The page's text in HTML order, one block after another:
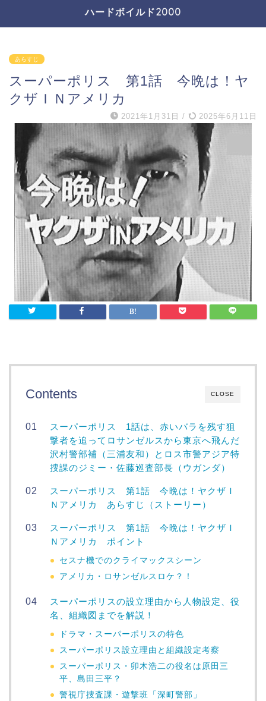
ハードボイルド2000
あらすじ
スーパーポリス 第1話 今晩は！ヤ
クザＩＮアメリカ
2021年1月31日 / 2025年6月11日
CLOSE
Contents
スーパーポリス 1話は、赤いバラを残す狙
撃者を追ってロサンゼルスから東京へ飛んだ
沢村警部補（三浦友和）とロス市警アジア特
捜課のジミー・佐藤巡査部長（ウガンダ）
スーパーポリス 第1話 今晩は！ヤクザＩ
Ｎアメリカ あらすじ（ストーリー）
スーパーポリス 第1話 今晩は！ヤクザＩ
Ｎアメリカ ポイント
セスナ機でのクライマックスシーン
アメリカ・ロサンゼルスロケ？！
スーパーポリスの設立理由から人物設定、役
名、組織図までを解説！
ドラマ・スーパーポリスの特色
スーパーポリス設立理由と組織設定考察
スーパーポリス・卯木浩二の役名は原田三
平、島田三平？
警視庁捜査課・遊撃班「深町警部」